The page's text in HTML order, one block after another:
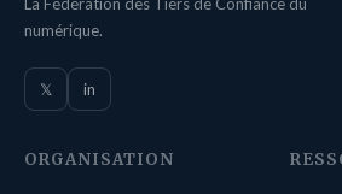
numérique.
𝕏 in
ORGANISATION